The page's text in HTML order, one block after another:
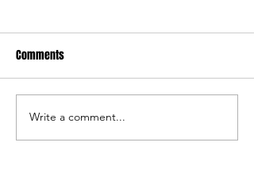
Haka Rugby Camp - 10-12th of
August
Comments
Write a comment...